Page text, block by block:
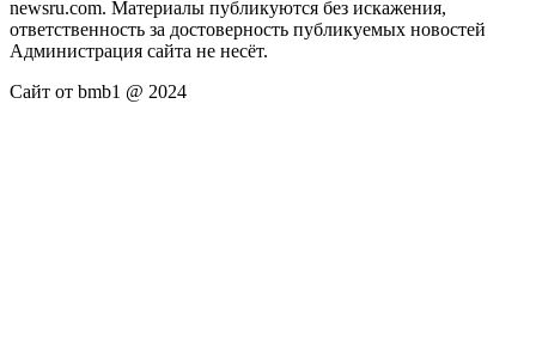
newsru.com. Материалы публикуются без искажения,
ответственность за достоверность публикуемых новостей
Администрация сайта не несёт.
Сайт от bmb1 @ 2024